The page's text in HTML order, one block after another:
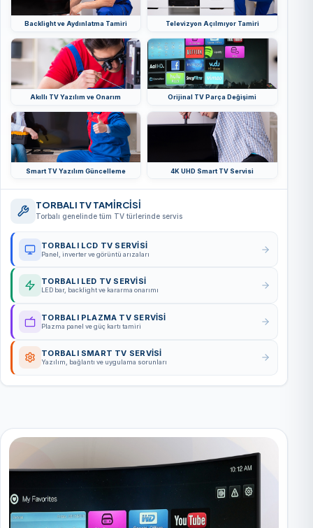
Backlight ve Aydınlatma Tamiri Televizyon Açılmıyor Tamiri
Akıllı TV Yazılım ve Onarım Orijinal TV Parça Değişimi
Smart TV Yazılım Güncelleme 4K UHD Smart TV Servisi
TORBALI TV TAMİRCİSİ
Torbalı genelinde tüm TV türlerinde servis
TORBALI LCD TV SERVISI
Panel, inverter ve görüntü arızaları
TORBALI LED TV SERVISI
LED bar, backlight ve kararma onarımı
TORBALI PLAZMA TV SERVISI
Plazma panel ve güç kartı tamiri
TORBALI SMART TV SERVISI
Yazılım, bağlantı ve uygulama sorunları